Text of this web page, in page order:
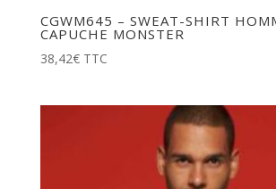
CGWM645 – SWEAT-SHIRT
CAPUCHE MONSTER
38,42€ TTC